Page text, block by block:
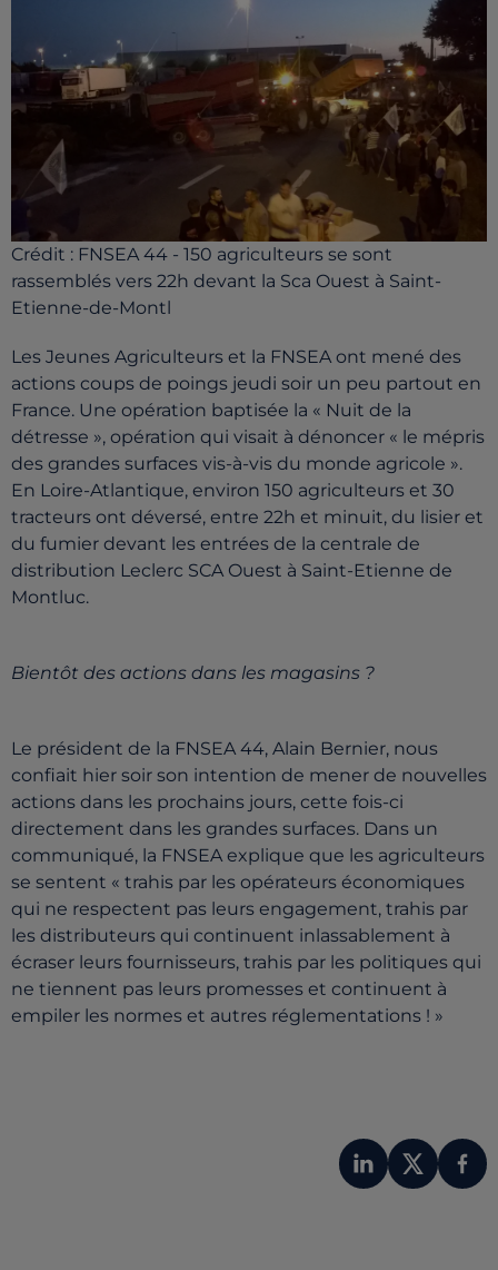
Crédit : FNSEA 44 - 150 agriculteurs se sont
rassemblés vers 22h devant la Sca Ouest à Saint-
Etienne-de-Montl
Les Jeunes Agriculteurs et la FNSEA ont mené des
actions coups de poings jeudi soir un peu partout en
France. Une opération baptisée la « Nuit de la
détresse », opération qui visait à dénoncer « le mépris
des grandes surfaces vis-à-vis du monde agricole ».
En Loire-Atlantique, environ 150 agriculteurs et 30
tracteurs ont déversé, entre 22h et minuit, du lisier et
du fumier devant les entrées de la centrale de
distribution Leclerc SCA Ouest à Saint-Etienne de
Montluc.
Bientôt des actions dans les magasins ?
Le président de la FNSEA 44, Alain Bernier, nous
confiait hier soir son intention de mener de nouvelles
actions dans les prochains jours, cette fois-ci
directement dans les grandes surfaces. Dans un
communiqué, la FNSEA explique que les agriculteurs
se sentent « trahis par les opérateurs économiques
qui ne respectent pas leurs engagement, trahis par
les distributeurs qui continuent inlassablement à
écraser leurs fournisseurs, trahis par les politiques qui
ne tiennent pas leurs promesses et continuent à
empiler les normes et autres réglementations ! »